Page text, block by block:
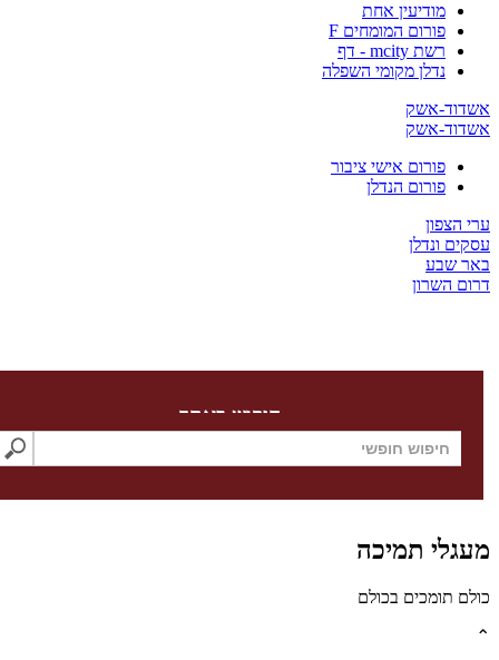
מודיעין אחת
פורום המומחים F
רשת mcity - דף
נדלן מקומי השפלה
אשק
אשק
פורום אישי ציבור
פורום הנדלן
ונדלן
חיפוש באתר
תמיכה
בכולם